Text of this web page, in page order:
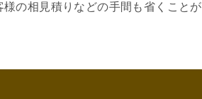
の相見積りなどの手間も省くことが